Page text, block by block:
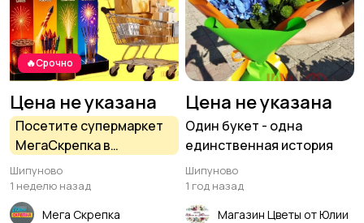
🔥Срочно
Цена не указана
Посетите супермаркет
МегаСкрепка в
Шипуново, если начали
подготовку к
Празднику!
Шипуново
1 неделю назад
Мега Скрепка
Цена не указана
Один букет - одна
единственная история
Шипуново
1 год назад
Магазин Цветы от Юлии